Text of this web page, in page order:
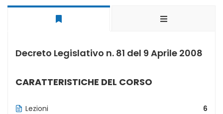
Decreto Legislativo n. 81 del 9 Aprile 2008
CARATTERISTICHE DEL CORSO
Lezioni 6